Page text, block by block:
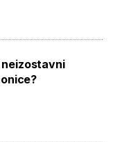
neizostavni